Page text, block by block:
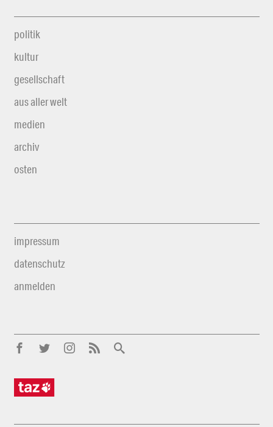
politik
kultur
gesellschaft
aus aller welt
medien
archiv
osten
impressum
datenschutz
anmelden